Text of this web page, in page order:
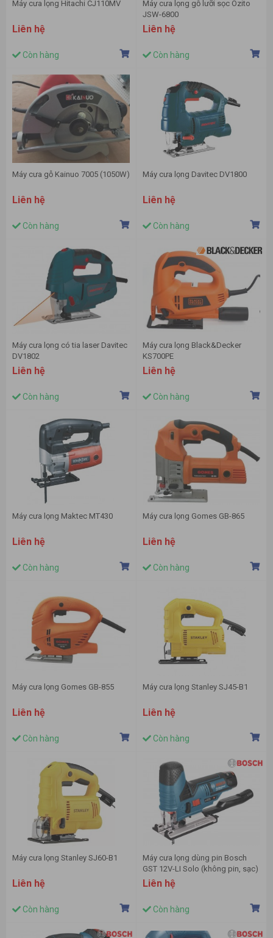
Máy cưa lọng Hitachi CJ110MV
Liên hệ
Còn hàng
Máy cưa lọng gỗ lưỡi sọc Ozito
JSW-6800
Liên hệ
Còn hàng
Máy cưa gỗ Kainuo 7005 (1050W)
Liên hệ
Còn hàng
Máy cưa lọng Davitec DV1800
Liên hệ
Còn hàng
Máy cưa lọng có tia laser Davitec
DV1802
Liên hệ
Còn hàng
Máy cưa lọng Black&Decker
KS700PE
Liên hệ
Còn hàng
Máy cưa lọng Maktec MT430
Liên hệ
Còn hàng
Máy cưa lọng Gomes GB-865
Liên hệ
Còn hàng
Máy cưa lọng Gomes GB-855
Liên hệ
Còn hàng
Máy cưa lọng Stanley SJ45-B1
Liên hệ
Còn hàng
Máy cưa lọng Stanley SJ60-B1
Liên hệ
Còn hàng
Máy cưa lọng dùng pin Bosch
GST 12V-LI Solo (không pin, sạc)
Liên hệ
Còn hàng